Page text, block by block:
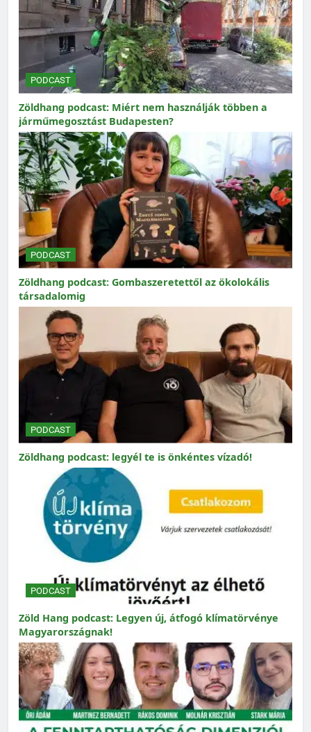
PODCAST
Zöldhang podcast: Miért nem használják többen a
járműmegosztást Budapesten?
PODCAST
Zöldhang podcast: Gombaszeretettől az ökolokális
társadalomig
PODCAST
Zöldhang podcast: legyél te is önkéntes vízadó!
PODCAST
Zöld Hang podcast: Legyen új, átfogó klímatörvénye
Magyarországnak!